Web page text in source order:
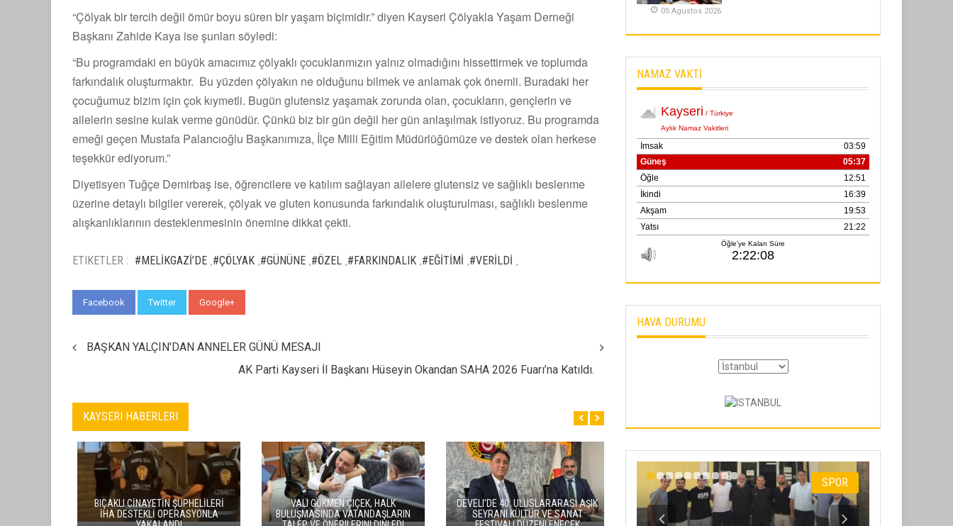
“Çölyak bir tercih değil ömür boyu süren bir yaşam biçimidir.” diyen Kayseri Çölyakla Yaşam Derneği
Başkanı Zahide Kaya ise şunları söyledi:
“Bu programdaki en büyük amacımız çölyaklı çocuklarımızın yalnız olmadığını hissettirmek ve toplumda
farkındalık oluşturmaktır. Bu yüzden çölyakın ne olduğunu bilmek ve anlamak çok önemli. Buradaki her
çocuğumuz bizim için çok kıymetli. Bugün glutensiz yaşamak zorunda olan, çocukların, gençlerin ve
ailelerin sesine kulak verme günüdür. Çünkü biz bir gün değil her gün anlaşılmak istiyoruz. Bu programda
emeği geçen Mustafa Palancıoğlu Başkanımıza, İlçe Milli Eğitim Müdürlüğümüze ve destek olan herkese
teşekkür ediyorum.”
Diyetisyen Tuğçe Demirbaş ise, öğrencilere ve katılım sağlayan ailelere glutensiz ve sağlıklı beslenme
üzerine detaylı bilgiler vererek, çölyak ve gluten konusunda farkındalık oluşturulması, sağlıklı beslenme
alışkanlıklarının desteklenmesinin önemine dikkat çekti.
ETIKETLER : #MELİKGAZİ’DE #ÇÖLYAK #GÜNÜNE #ÖZEL #FARKINDALIK #EĞİTİMİ #VERİLDİ
Facebook Twitter Google+
BAŞKAN YALÇIN'DAN ANNELER GÜNÜ MESAJI
AK Parti Kayseri İl Başkanı Hüseyin Okandan SAHA 2026 Fuarı’na Katıldı.
KAYSERI HABERLERI
VALI GÖKMEN ÇIÇEK, HALK
BULUŞMASINDA VATANDAŞLARIN
DEVELI’DE 40. ULUSLARARASI AŞIK
SEYRANI KÜLTÜR VE SANAT
ERCIYES’TE GÖKYÜZÜ TUTKUNLARI
IÇIN METEOR YAĞMURU ŞÖLEN
05 Agustos 2026
NAMAZ VAKTİ
HAVA DURUMU
KAYSERI SPOR